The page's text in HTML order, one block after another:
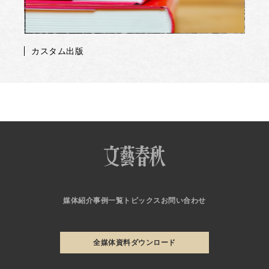
カスタム出版
媒体紹介事例一覧 トピックス お問い合わせ
全媒体資料ダウンロード